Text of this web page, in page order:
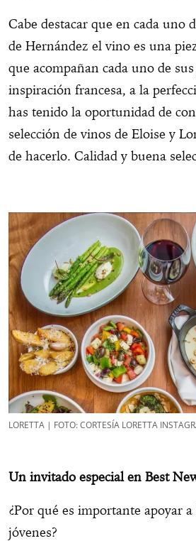
Cabe destacar que en cada uno
de Hernández el vino es una
que acompañan cada uno de
inspiración francesa, a la
has tenido la oportunidad de
selección de vinos de Eloise y
de hacerlo. Calidad y buena
LORETTA | FOTO: CORTESÍA LORETTA
Un invitado especial en Best
¿Por qué es importante apoyar
jóvenes?